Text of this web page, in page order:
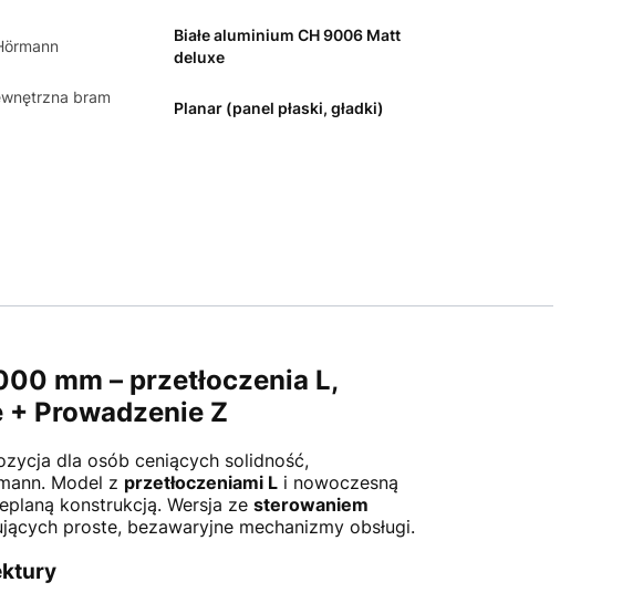
Białe aluminium CH 9006 Matt
deluxe
bram
Planar (panel płaski, gładki)
mm – przetłoczenia L,
Prowadzenie Z
dla osób ceniących solidność,
Model z przetłoczeniami Li nowoczesną
konstrukcją. Wersja ze sterowaniem
proste, bezawaryjne mechanizmy obsługi.